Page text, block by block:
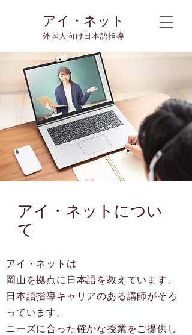
アイ・ネット
外国人向け日本語指導
アイ・ネットについ
て
アイ・ネットは
岡山を拠点に日本語を教えています。
日本語指導キャリアのある講師がそろ
っています。
ニーズに合った確かな授業をご提供し